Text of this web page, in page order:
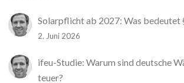
Solarpflicht ab 2027: Was bedeutet
2. Juni 2026
ifeu-Studie: Warum sind deutsche
teuer?